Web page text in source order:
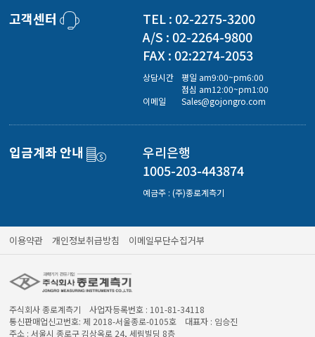
도계/물리/물성측정기
질기/원심분리기/초음파유량계/습식·건식가스메타
화상카메라
고객센터
TEL : 02-2275-3200
A/S : 02-2264-9800
FAX : 02:2274-2053
상담시간
평일 am9:00~pm6:00
점심 am12:00~pm1:00
이메일
Sales@gojongro.com
입금계좌 안내
우리은행
1005-203-443874
예금주 : (주)종로계측기
이용약관 개인정보취급방침 이메일무단수집거부
주식회사 종로계측기 사업자등록번호 : 101-81-34118
통신판매업신고번호: 제 2018-서울종로-0105호 대표자 : 임승진
주소 : 서울시 종로구 김상옥로 24, 세림빌딩 8층